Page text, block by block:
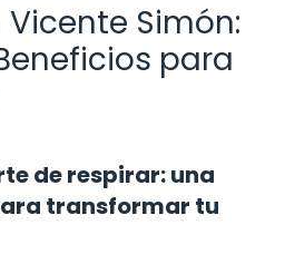
Simón:
para
de respirar: una
transformar tu